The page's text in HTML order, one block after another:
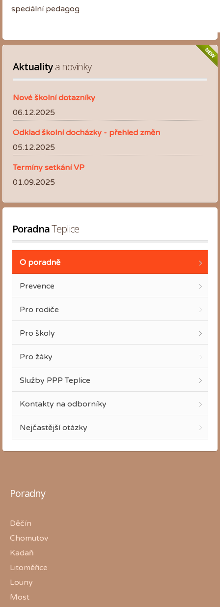
speciální pedagog
Aktuality a novinky
Nové školní dotazníky
06.12.2025
Odklad školní docházky - přehled změn
05.12.2025
Termíny setkání VP
01.09.2025
Poradna Teplice
O poradně
Prevence
Pro rodiče
Pro školy
Pro žáky
Služby PPP Teplice
Kontakty na odborníky
Nejčastější otázky
Poradny
Děčín
Chomutov
Kadaň
Litoměřice
Louny
Most